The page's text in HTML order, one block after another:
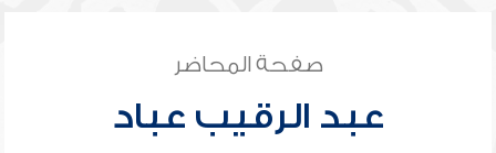
صفحة المحاضر
عبد الرقيب عباد